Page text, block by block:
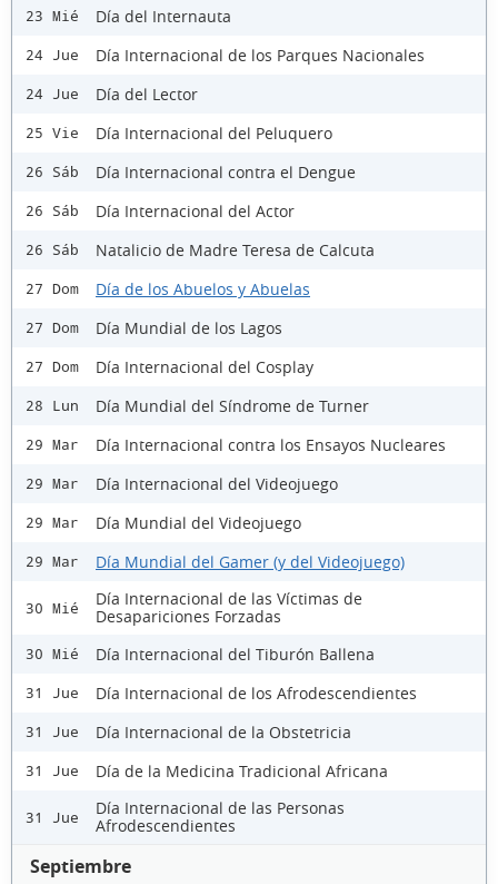
23 Mié Día del Internauta
24 Jue Día Internacional de los Parques Nacionales
24 Jue Día del Lector
25 Vie Día Internacional del Peluquero
26 Sáb Día Internacional contra el Dengue
26 Sáb Día Internacional del Actor
26 Sáb Natalicio de Madre Teresa de Calcuta
27 Dom Día de los Abuelos y Abuelas
27 Dom Día Mundial de los Lagos
27 Dom Día Internacional del Cosplay
28 Lun Día Mundial del Síndrome de Turner
29 Mar Día Internacional contra los Ensayos Nucleares
29 Mar Día Internacional del Videojuego
29 Mar Día Mundial del Videojuego
29 Mar Día Mundial del Gamer (y del Videojuego)
30 Mié
Día Internacional de las Víctimas de
Desapariciones Forzadas
30 Mié Día Internacional del Tiburón Ballena
31 Jue Día Internacional de los Afrodescendientes
31 Jue Día Internacional de la Obstetricia
31 Jue Día de la Medicina Tradicional Africana
31 Jue
Día Internacional de las Personas
Afrodescendientes
Septiembre